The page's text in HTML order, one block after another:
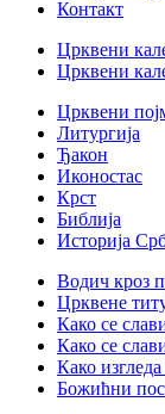
Контакт
Црквени
Црквени
Црквени
Литургија
Ђакон
Иконостас
Крст
Библија
Историја
Водич кроз
Црквене
Како се
Како се
Како
Божићни